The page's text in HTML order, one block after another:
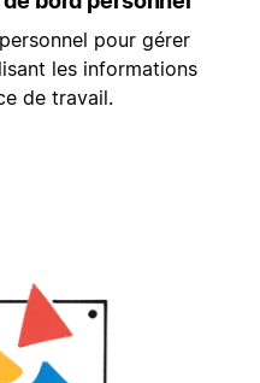
pour gérer
les informations
de travail.